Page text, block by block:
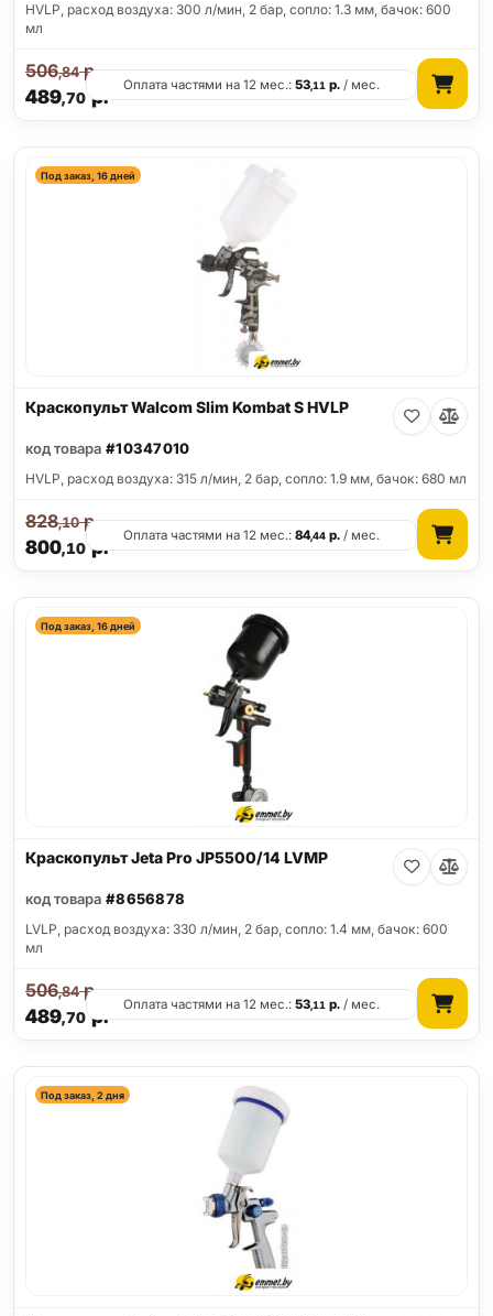
HVLP, расход воздуха: 300 л/мин, 2 бар, сопло: 1.3 мм, бачок: 600
мл
489,70р.
506,84р.
Оплата частями на 12 мес.:53,11 р. / мес.
Под заказ, 16 дней
Краскопульт Walcom Slim Kombat S HVLP
код товара #10347010
HVLP, расход воздуха: 315 л/мин, 2 бар, сопло: 1.9 мм, бачок: 680 мл
800,10р.
828,10р.
Оплата частями на 12 мес.:84,44 р. / мес.
Под заказ, 16 дней
Краскопульт Jeta Pro JP5500/14 LVMP
код товара #8656878
LVLP, расход воздуха: 330 л/мин, 2 бар, сопло: 1.4 мм, бачок: 600
мл
489,70р.
506,84р.
Оплата частями на 12 мес.:53,11 р. / мес.
Под заказ, 2 дня